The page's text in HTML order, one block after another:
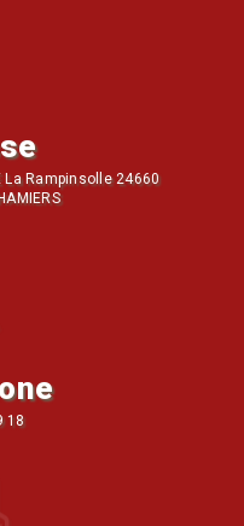
Rampinsolle 24660
18